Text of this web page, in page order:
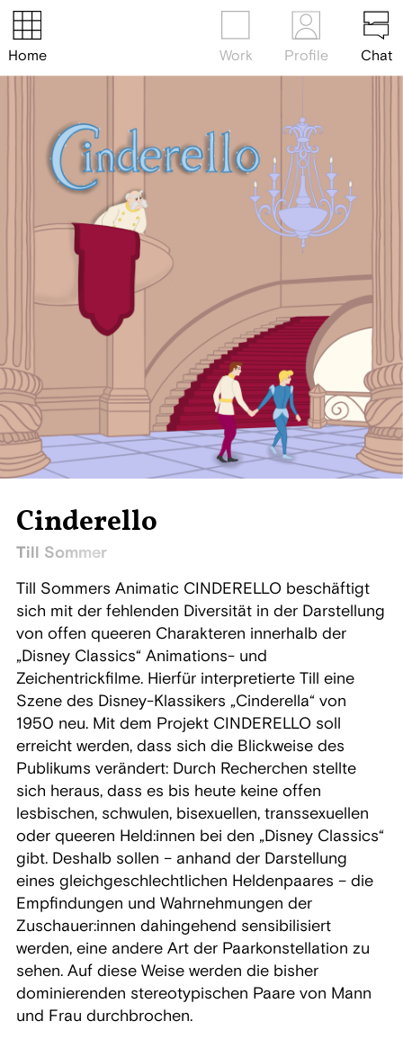
Home Work Profile Chat
Cinderello
Till Sommer
Till Sommers Animatic CINDERELLO beschäftigt
sich mit der fehlenden Diversität in der Darstellung
von offen queeren Charakteren innerhalb der
„Disney Classics“ Animations- und
Zeichentrickfilme. Hierfür interpretierte Till eine
Szene des Disney-Klassikers „Cinderella“ von
1950 neu. Mit dem Projekt CINDERELLO soll
erreicht werden, dass sich die Blickweise des
Publikums verändert: Durch Recherchen stellte
sich heraus, dass es bis heute keine offen
lesbischen, schwulen, bisexuellen, transsexuellen
oder queeren Held:innen bei den „Disney Classics“
gibt. Deshalb sollen – anhand der Darstellung
eines gleichgeschlechtlichen Heldenpaares – die
Empfindungen und Wahrnehmungen der
Zuschauer:innen dahingehend sensibilisiert
werden, eine andere Art der Paarkonstellation zu
sehen. Auf diese Weise werden die bisher
dominierenden stereotypischen Paare von Mann
und Frau durchbrochen.